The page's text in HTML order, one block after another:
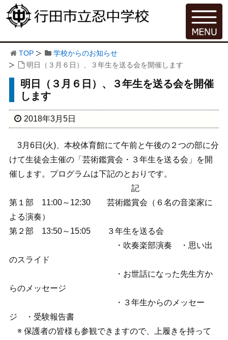
TOP
学校からのお知らせ
明日（３月６日）、３年生を送る会を開催します
明日（３月６日）、３年生を送る会を開催
します
2018年3月5日
3月6日(火)、本校体育館にて午前と午後の２つの部に分
けて生徒会主催の「芸術鑑賞会・３年生を送る会」を開
催します。プログラムは下記のとおりです。
記
第１部 11:00～12:30 芸術鑑賞会（６名の音楽家に
よる演奏）
第２部 13:50～15:05 ３年生を送る会
・吹奏楽部演奏 ・思い出
のスライド
・お世話になった先生方か
らのメッセージ
・３年生からのメッセー
ジ ・受験報告書
※ 保護者の皆様も参観できますので、上履きを持って